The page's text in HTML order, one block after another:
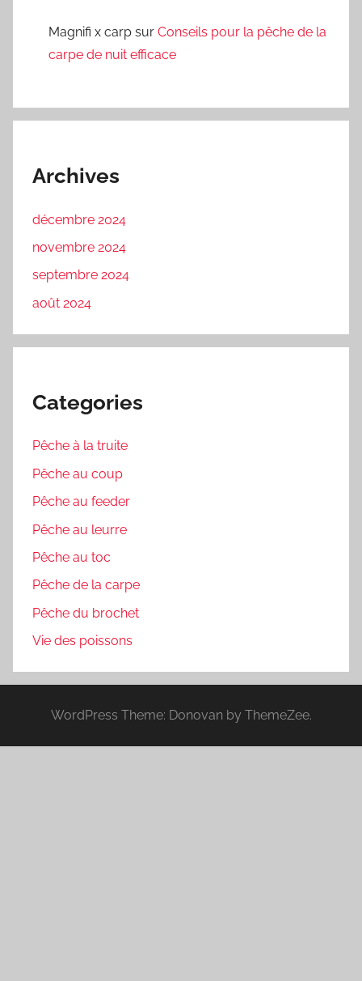
Magnifi x carp sur Conseils pour la pêche de la
carpe de nuit efficace
Archives
décembre 2024
novembre 2024
septembre 2024
août 2024
Categories
Pêche à la truite
Pêche au coup
Pêche au feeder
Pêche au leurre
Pêche au toc
Pêche de la carpe
Pêche du brochet
Vie des poissons
WordPress Theme: Donovan by ThemeZee.